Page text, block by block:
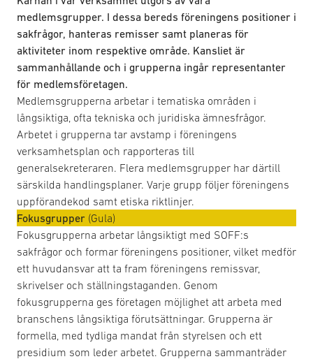
medlemsgrupper. I dessa bereds föreningens positioner i
sakfrågor, hanteras remisser samt planeras för
aktiviteter inom respektive område. Kansliet är
sammanhållande och i grupperna ingår representanter
för medlemsföretagen.
Medlemsgrupperna arbetar i tematiska områden i
långsiktiga, ofta tekniska och juridiska ämnesfrågor.
Arbetet i grupperna tar avstamp i föreningens
verksamhetsplan och rapporteras till
generalsekreteraren. Flera medlemsgrupper har därtill
särskilda handlingsplaner. Varje grupp följer föreningens
uppförandekod samt etiska riktlinjer.
Fokusgrupper (Gula)
Fokusgrupperna arbetar långsiktigt med SOFF:s
sakfrågor och formar föreningens positioner, vilket medför
ett huvudansvar att ta fram föreningens remissvar,
skrivelser och ställningstaganden. Genom
fokusgrupperna ges företagen möjlighet att arbeta med
branschens långsiktiga förutsättningar. Grupperna är
formella, med tydliga mandat från styrelsen och ett
presidium som leder arbetet. Grupperna sammanträder